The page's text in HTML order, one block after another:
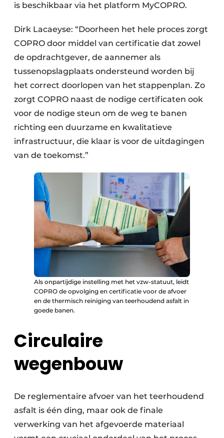
is beschikbaar via het platform MyCOPRO.
Dirk Lacaeyse: “Doorheen het hele proces zorgt
COPRO door middel van certificatie dat zowel
de opdrachtgever, de aannemer als
tussenopslagplaats ondersteund worden bij
het correct doorlopen van het stappenplan. Zo
zorgt COPRO naast de nodige certificaten ook
voor de nodige steun om de weg te banen
richting een duurzame en kwalitatieve
infrastructuur, die klaar is voor de uitdagingen
van de toekomst.”
Als onpartijdige instelling met het vzw-statuut, leidt
COPRO de opvolging en certificatie voor de afvoer
en de thermisch reiniging van teerhoudend asfalt in
goede banen.
Circulaire
wegenbouw
De reglementaire afvoer van het teerhoudend
asfalt is één ding, maar ook de finale
verwerking van het afgevoerde materiaal